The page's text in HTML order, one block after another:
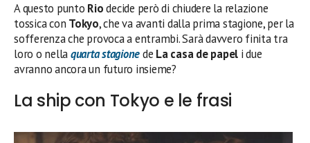
A questo punto Riodecide però di chiudere la relazione
tossica con Tokyo, che va avanti dalla prima stagione, per la
sofferenza che provoca a entrambi. Sarà davvero finita tra
loro o nellaquarta stagionede La casa de papel i due
avranno ancora un futuro insieme?
La ship con Tokyo e le frasi